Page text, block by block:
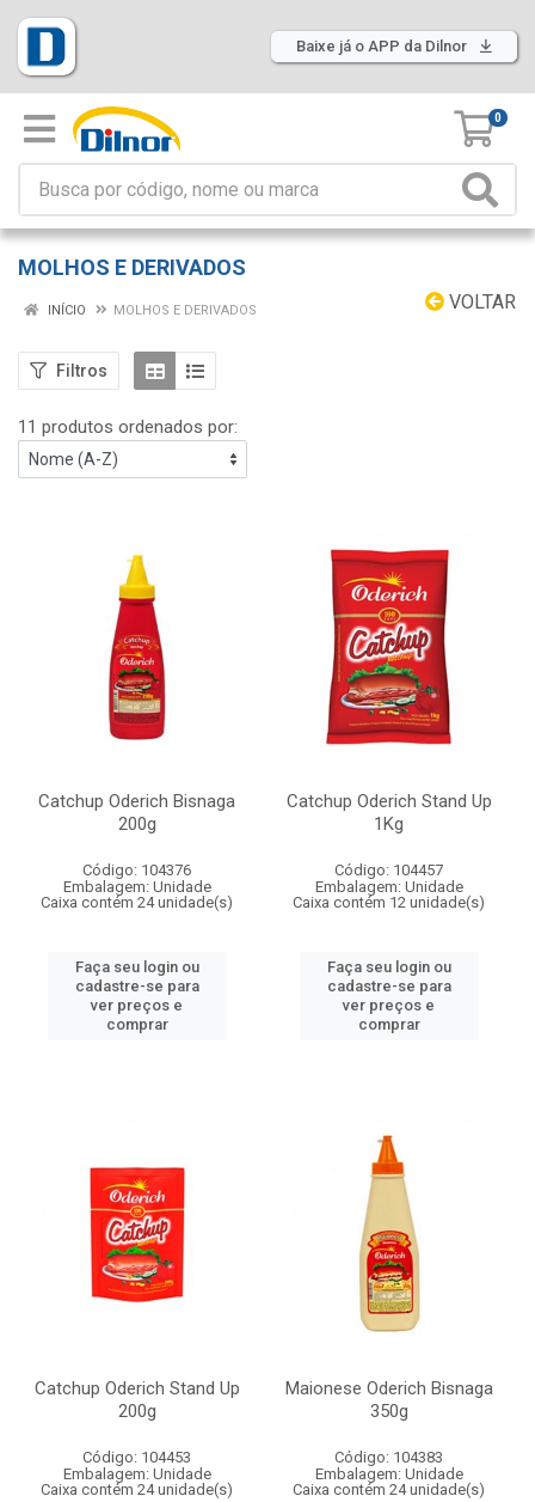
Baixe já o APP da Dilnor
0
MOLHOS E DERIVADOS
VOLTAR
INÍCIO MOLHOS E DERIVADOS
Filtros
11 produtos ordenados por:
Catchup Oderich Bisnaga
200g
Código: 104376
Embalagem: Unidade
Caixa contém 24 unidade(s)
Faça seu login ou
cadastre-se para
ver preços e
comprar
Catchup Oderich Stand Up
1Kg
Código: 104457
Embalagem: Unidade
Caixa contém 12 unidade(s)
Faça seu login ou
cadastre-se para
ver preços e
comprar
Catchup Oderich Stand Up
200g
Código: 104453
Embalagem: Unidade
Caixa contém 24 unidade(s)
Maionese Oderich Bisnaga
350g
Código: 104383
Embalagem: Unidade
Caixa contém 24 unidade(s)